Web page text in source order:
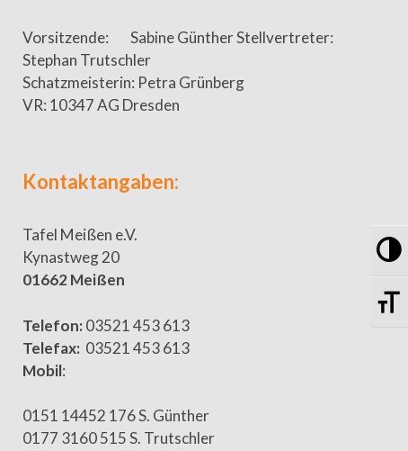
Vorsitzende: Sabine Günther Stellvertreter:
Stephan Trutschler
Schatzmeisterin: Petra Grünberg
VR: 10347 AG Dresden
Kontaktangaben:
Tafel Meißen e.V.
Kynastweg 20
01662 Meißen
Telefon:03521 453 613
Telefax: 03521 453 613
Mobil:
0151 14452 176 S. Günther
0177 3160 515 S. Trutschler